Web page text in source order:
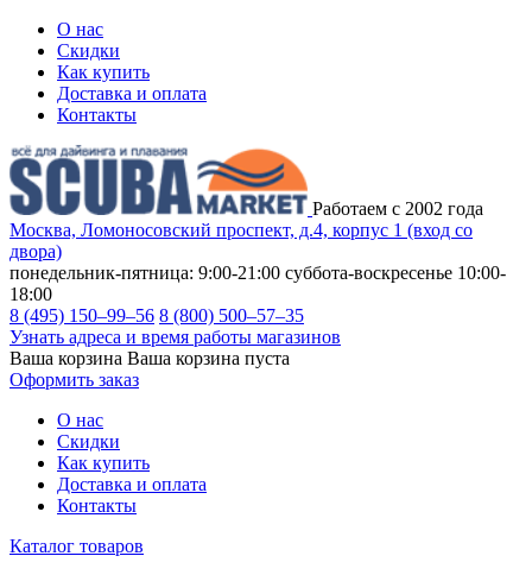
О нас
Скидки
Как купить
Доставка и оплата
Контакты
Работаем с 2002 года
Москва, Ломоносовский проспект, д.4, корпус 1 (вход со
двора)
понедельник-пятница: 9:00-21:00 суббота-воскресенье 10:00-
18:00
8 (495) 150–99–56 8 (800) 500–57–35
Узнать адреса и время работы магазинов
Ваша корзина Ваша корзина пуста
Оформить заказ
О нас
Скидки
Как купить
Доставка и оплата
Контакты
Каталог товаров